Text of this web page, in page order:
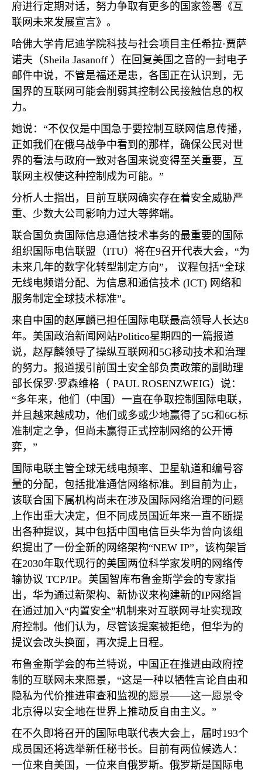
府进行定期对话，努力争取有更多的国家签署《互
联网未来发展宣言》。
哈佛大学肯尼迪学院科技与社会项目主任希拉·贾萨
诺夫（Sheila Jasanoff ）在回复美国之音的一封电子
邮件中说，不管是福还是患，各国正在认识到，无
国界的互联网可能会削弱其控制公民接触信息的权
力。
她说：“不仅仅是中国急于要控制互联网信息传播，
正如我们在俄乌战争中看到的那样，确保公民对世
界的看法与政府一致对各国来说变得至关重要，互
联网主权使这种控制成为可能。”
分析人士指出，目前互联网确实存在着安全威胁严
重、少数大公司影响力过大等弊端。
联合国负责国际信息通信技术事务的最重要的国际
组织国际电信联盟（ITU）将在9召开代表大会，“为
未来几年的数字化转型制定方向”， 议程包括“全球
无线电频谱分配、为信息和通信技术 (ICT) 网络和
服务制定全球技术标准”。
来自中国的赵厚麟已担任国际电联最高领导人长达8
年。美国政治新闻网站Politico星期四的一篇报道
说，赵厚麟领导了操纵互联网和 5G移动技术和治理
的努力。报道援引前国土安全部负责政策的副助理
部长保罗·罗森维格（ PAUL ROSENZWEIG）说：
“多年来，他们（中国）一直在争取控制国际电联，
并且越来越成功，他们或多或少地赢得了5G和6G标
准制定之争，但尚未赢得正式控制网络的公开博
弈，”
国际电联主管全球无线电频率、卫星轨道和编号容
量的分配，包括批准通信网络标准。到目前为止，
该联合国下属机构尚未在涉及国际网络治理的问题
上作出重大决定，但不同成员国近年来一直不断提
出各种提议，其中包括中国电信巨头华为曾向该组
织提出了一份全新的网络架构“NEW IP”，该构架旨
在2030年取代现行的美国两位科学家发明的网络传
输协议 TCP/IP。美国智库布鲁金斯学会的专家指
出，华为通过新架构、新协议来构建新的IP网络旨
在通过加入“内置安全”机制来对互联网寻址实现政
府控制。他们认为，尽管该提案被拒绝，但华为的
提议会改头换面，再次提上日程。
布鲁金斯学会的布兰特说，中国正在推进由政府控
制的互联网未来愿景，“这是一种以牺牲言论自由和
隐私为代价推进审查和监视的愿景——这一愿景令
北京得以安全地在世界上推动反自由主义。”
在不久即将召开的国际电联代表大会上，届时193个
成员国还将选举新任秘书长。目前有两位候选人：
一位来自美国，一位来自俄罗斯。俄罗斯是国际电